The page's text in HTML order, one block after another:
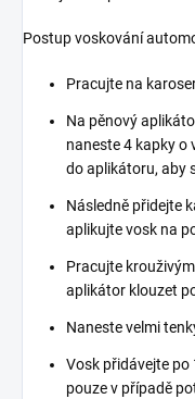
Postup voskování
Pracujte na
Na pěnový
naneste 4 kapky o
do aplikátoru, aby
Následně přidejte
aplikujte vosk na
Pracujte
aplikátor klouzet
Naneste velmi
Vosk přidávejte po
pouze v případě